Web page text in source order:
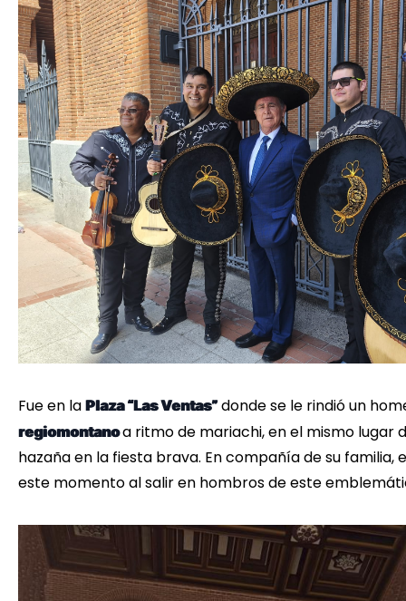
Fue en la Plaza “Las Ventas”donde se le rindió un
regiomontanoa ritmo de mariachi, en el mismo lugar
hazaña en la fiesta brava. En compañía de su
este momento al salir en hombros de este